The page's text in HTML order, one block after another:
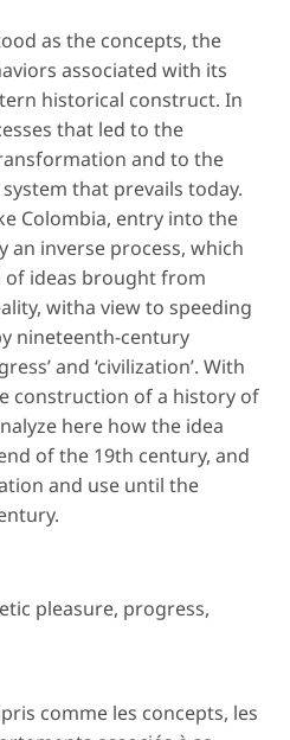
as the concepts, the
associated with its
historical construct. In
that led to the
and to the
that prevails today.
Colombia, entry into the
an inverse process, which
of ideas brought from
witha view to speeding
nineteenth-century
and ‘civilization’. With
construction of a history of
here how the idea
of the 19th century, and
and use until the
pleasure, progress,
comme les concepts, les